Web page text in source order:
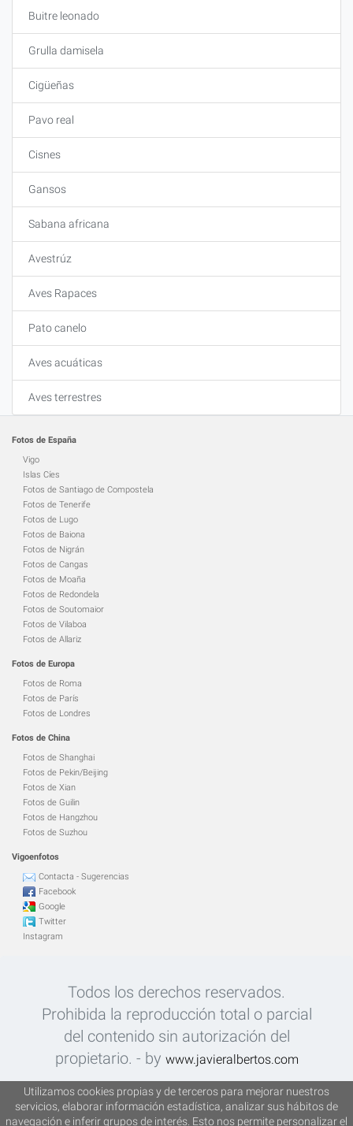
Buitre leonado
Grulla damisela
Cigüeñas
Pavo real
Cisnes
Gansos
Sabana africana
Avestrúz
Aves Rapaces
Pato canelo
Aves acuáticas
Aves terrestres
Fotos de España
Vigo
Islas Cíes
Fotos de Santiago de Compostela
Fotos de Tenerife
Fotos de Lugo
Fotos de Baiona
Fotos de Nigrán
Fotos de Cangas
Fotos de Moaña
Fotos de Redondela
Fotos de Soutomaior
Fotos de Vilaboa
Fotos de Allariz
Fotos de Europa
Fotos de Roma
Fotos de París
Fotos de Londres
Fotos de China
Fotos de Shanghai
Fotos de Pekin/Beijing
Fotos de Xian
Fotos de Guilin
Fotos de Hangzhou
Fotos de Suzhou
Vigoenfotos
Contacta - Sugerencias
Facebook
Google
Twitter
Instagram
Todos los derechos reservados.
Prohibida la reproducción total o parcial
del contenido sin autorización del
propietario. - by www.javieralbertos.com
Más de 30.000 imágenes - Fotografías
de Javier Albertos Benayas. Vigoenfotos
Utilizamos cookies propias y de terceros para mejorar nuestros
servicios, elaborar información estadística, analizar sus hábitos de
navegación e inferir grupos de interés. Esto nos permite personalizar el